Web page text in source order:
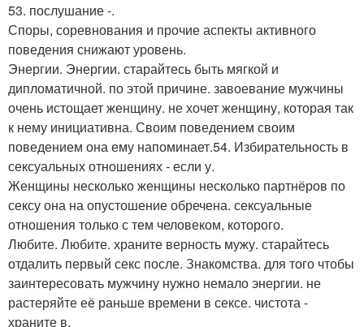
53. послушание -.
Споры, соревнования и прочие аспекты активного
поведения снижают уровень.
Энергии. Энергии. старайтесь быть мягкой и
дипломатичной. по этой причине. завоевание мужчины
очень истощает женщину. не хочет женщину, которая так
к нему инициативна. Своим поведением своим
поведением она ему напоминает.54. Избирательность в
сексуальных отношениях - если у.
Женщины несколько женщины несколько партнёров по
сексу она на опустошение обречена. сексуальные
отношения только с тем человеком, которого.
Любите. Любите. храните верность мужу. старайтесь
отдалить первый секс после. Знакомства. для того чтобы
заинтересовать мужчину нужно немало энергии. не
растеряйте её раньше времени в сексе. чистота -
храните в.